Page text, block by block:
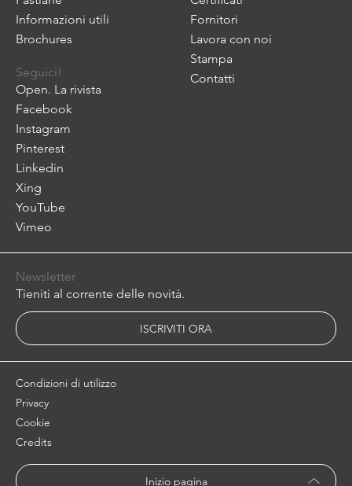
Informazioni utili
Brochures
Fornitori
Lavora con noi
Stampa
Contatti
Seguici!
Open. La rivista
Facebook
Instagram
Pinterest
Linkedin
Xing
YouTube
Vimeo
Newsletter
Tieniti al corrente delle novità.
ISCRIVITI ORA
Inizio pagina
Condizioni di utilizzo
Privacy
Cookie
Credits